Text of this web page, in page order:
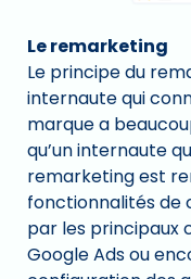
Le remarketing
Le principe du
internaute qui
marque a
qu’un internaute
remarketing est
fonctionnalités de
par les principaux
Google Ads ou